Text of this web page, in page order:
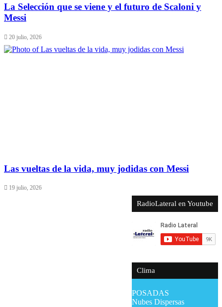
La Selección que se viene y el futuro de Scaloni y
Messi
20 julio, 2026
Las vueltas de la vida, muy jodidas con Messi
19 julio, 2026
RadioLateral en Youtube
Clima
POSADAS
Nubes Dispersas